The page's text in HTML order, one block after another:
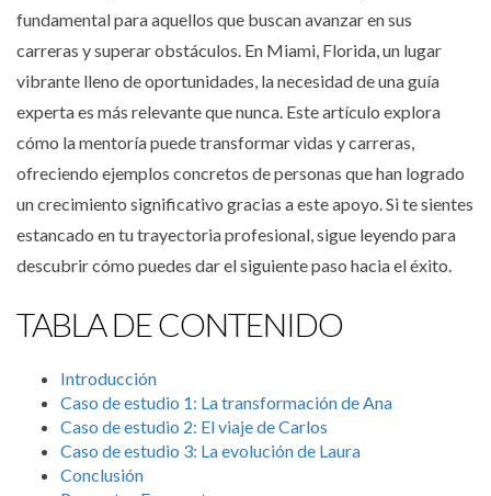
fundamental para aquellos que buscan avanzar en sus
carreras y superar obstáculos. En Miami, Florida, un lugar
vibrante lleno de oportunidades, la necesidad de una guía
experta es más relevante que nunca. Este artículo explora
cómo la mentoría puede transformar vidas y carreras,
ofreciendo ejemplos concretos de personas que han logrado
un crecimiento significativo gracias a este apoyo. Si te sientes
estancado en tu trayectoria profesional, sigue leyendo para
descubrir cómo puedes dar el siguiente paso hacia el éxito.
TABLA DE CONTENIDO
Introducción
Caso de estudio 1: La transformación de Ana
Caso de estudio 2: El viaje de Carlos
Caso de estudio 3: La evolución de Laura
Conclusión